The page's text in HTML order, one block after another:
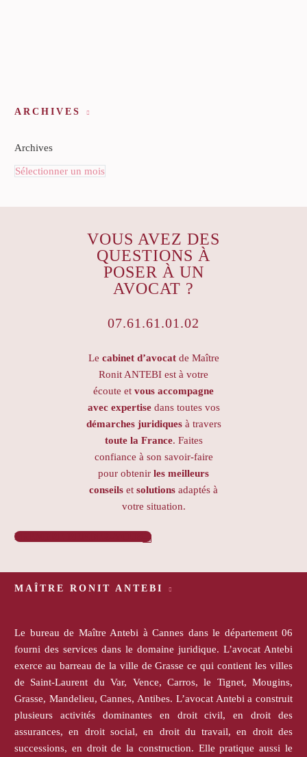
ARCHIVES
Archives
Sélectionner un mois
VOUS AVEZ DES
QUESTIONS À
POSER À UN
AVOCAT ?
07.61.61.01.02
Le cabinet d’avocatde Maître
Ronit ANTEBI est à votre
écoute et vous accompagne
avec expertisedans toutes vos
démarches juridiquesà travers
toute la France. Faites
confiance à son savoir-faire
pour obtenir les meilleurs
conseils et solutions adaptés à
votre situation.
PRENDRE RENDEZ-VOUS 
MAÎTRE RONIT ANTEBI
Le bureau de Maître Antebi à Cannes dans le département 06
fourni des services dans le domaine juridique. L’avocat Antebi
exerce au barreau de la ville de Grasse ce qui contient les villes
de Saint-Laurent du Var, Vence, Carros, le Tignet, Mougins,
Grasse, Mandelieu, Cannes, Antibes. L’avocat Antebi a construit
plusieurs activités dominantes en droit civil, en droit des
assurances, en droit social, en droit du travail, en droit des
successions, en droit de la construction. Elle pratique aussi le